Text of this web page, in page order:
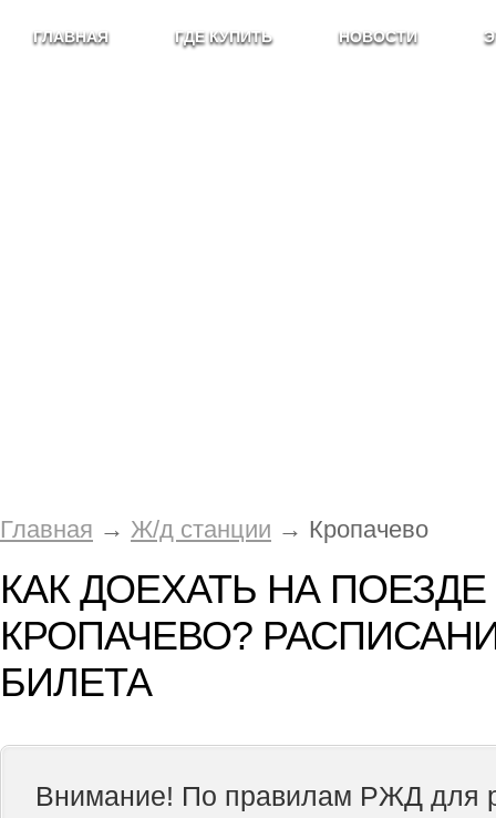
ГЛАВНАЯ ГДЕ КУПИТЬ НОВОСТИ
Главная → Ж/д станции → Кропачево
КАК ДОЕХАТЬ НА
КРОПАЧЕВО?
БИЛЕТА
Внимание! По правилам РЖД для